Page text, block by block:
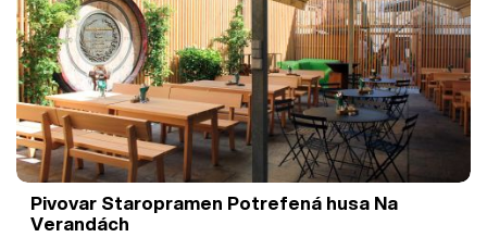
Pivovar Staropramen Potrefená husa Na
Verandách